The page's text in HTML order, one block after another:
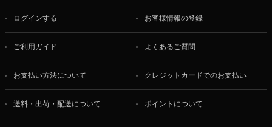
ログインする お客様情報の登録
ご利用ガイド よくあるご質問
お支払い方法について クレジットカードでのお支払い
送料・出荷・配送について ポイントについて